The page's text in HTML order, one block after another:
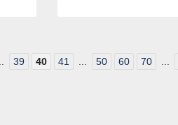
39 40 41 50 60 70